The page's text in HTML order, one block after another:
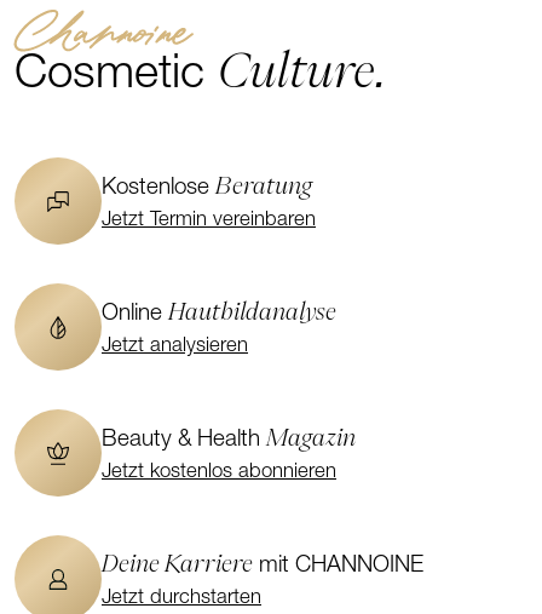
Channoine
Cosmetic Culture.
KostenloseBeratung
Jetzt Termin vereinbaren
OnlineHautbildanalyse
Jetzt analysieren
Beauty & HealthMagazin
Jetzt kostenlos abonnieren
Deine Karriere mit CHANNOINE
Jetzt durchstarten